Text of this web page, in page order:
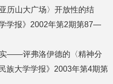
历山大广场〉开放性的结
学报》2002年第2期第87—
——评弗洛伊德的〈精神分
族大学学报》2003年第4期第